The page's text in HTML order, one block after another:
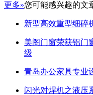
更多»您可能感兴趣的文
新型高效重型细碎
美阁门窗荣获铝门
级
青岛办公家具专业
闪光对焊机之液